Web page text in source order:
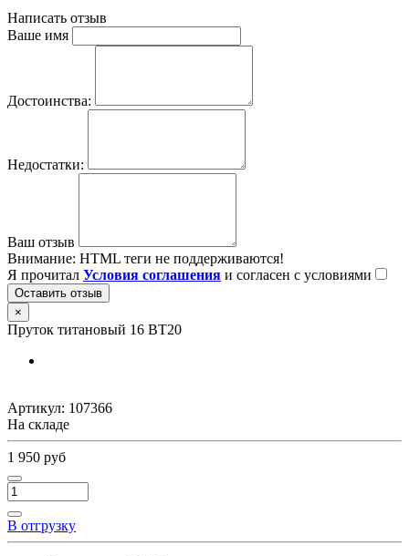
Написать отзыв
Ваше имя
Достоинства:
Недостатки:
Ваш отзыв
Внимание: HTML теги не поддерживаются!
Я прочитал Условия соглашения и согласен с условиями
Оставить отзыв
×
Пруток титановый 16 ВТ20
Артикул: 107366
На складе
1 950 руб
В отгрузку